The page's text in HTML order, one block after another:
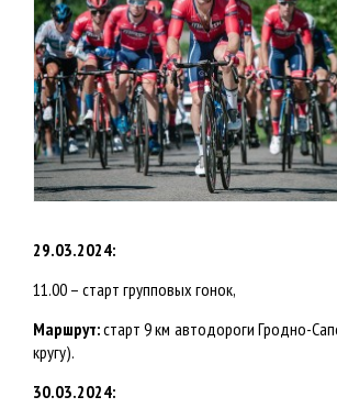
29.03.2024:
11.00 – старт групповых гонок,
Маршрут:старт 9 км автодороги Гродно-
кругу).
30.03.2024: